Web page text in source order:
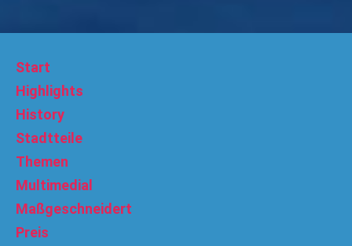
Start
Highlights
History
Stadtteile
Themen
Multimedial
Maßgeschneidert
Preis